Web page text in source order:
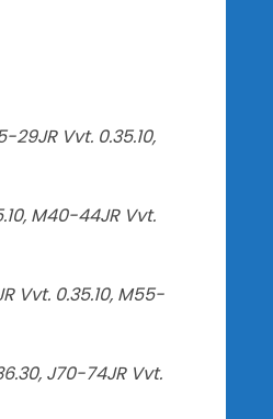
29JR Vvt. 0.35.10,
M40-44JR Vvt.
Vvt. 0.35.10, M55-
J70-74JR Vvt.